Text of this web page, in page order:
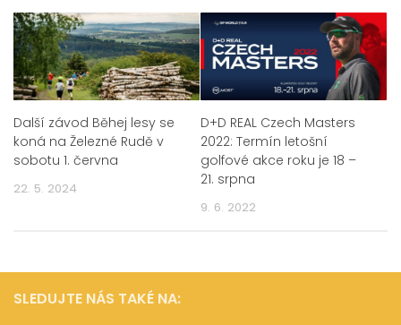
Další závod Běhej lesy se
koná na Železné Rudě v
sobotu 1. června
22. 5. 2024
D+D REAL Czech Masters
2022: Termín letošní
golfové akce roku je 18 –
21. srpna
9. 6. 2022
SLEDUJTE NÁS TAKÉ NA: